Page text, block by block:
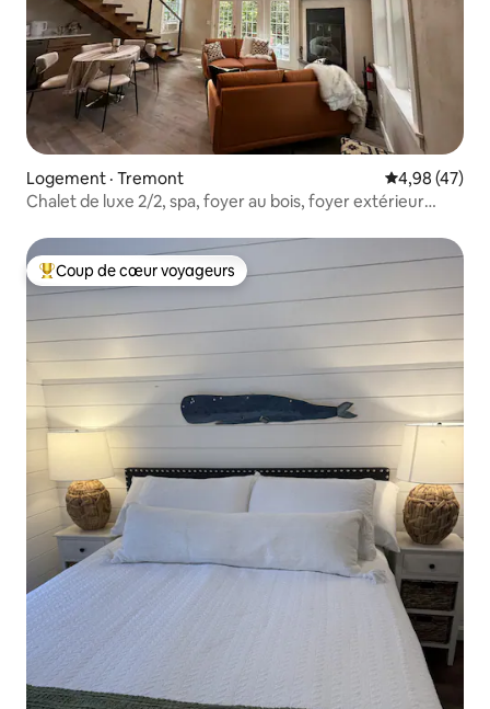
Logement · Tremont Note
4,98 (47)
Chalet de luxe 2/2, spa, foyer au bois, foyer extérieur
Coup de cœur voyageurs parmi les plus aimés
Coup de cœur voyageurs